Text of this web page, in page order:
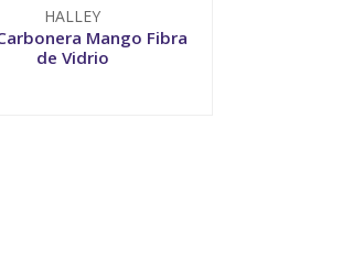
HALLEY
Mango Fibra
de Vidrio